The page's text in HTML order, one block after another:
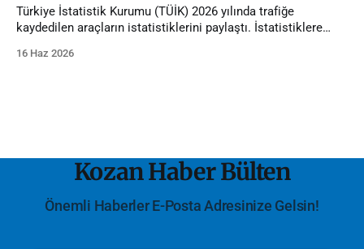
Türkiye İstatistik Kurumu (TÜİK) 2026 yılında trafiğe
kaydedilen araçların istatistiklerini paylaştı. İstatistiklere
16 Haz 2026
Kozan Haber Bülten
Önemli Haberler E-Posta Adresinize Gelsin!